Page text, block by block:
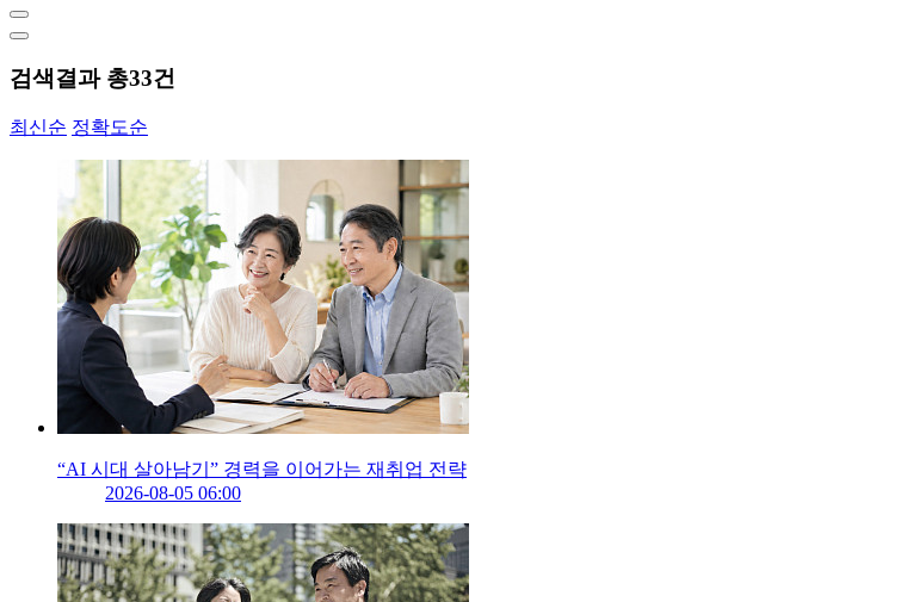
검색결과 총33건
최신순 정확도순
“AI 시대 살아남기” 경력을 이어가는 재취업 전략
2026-08-05 06:00